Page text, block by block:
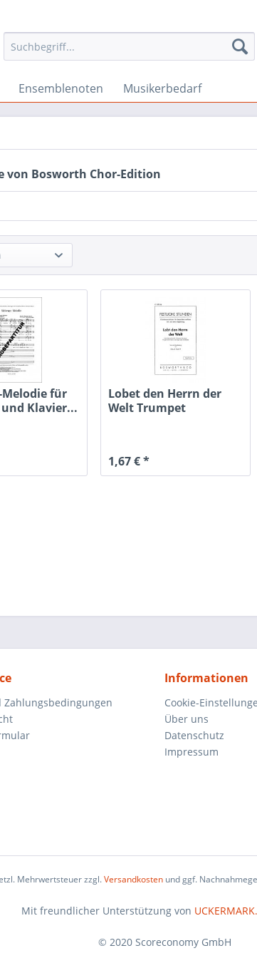
Ensemblenoten Musikerbedarf
von Bosworth Chor-Edition
Melodie für
Klavier...
Lobet den Herrn der
Welt Trumpet
1,67 € *
Zahlungsbedingungen
Informationen
Cookie-
Über uns
Datenschutz
Impressum
Mehrwertsteuer zzgl.Versandkostenund ggf.
Mit freundlicher Unterstützung von
© 2020 Scoreconomy GmbH